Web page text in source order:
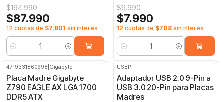
$164.990
$87.990
12 cuotas de $7.801 sin interés
Cantidad
$9.990
$7.990
12 cuotas de $708 sin interés
Cantidad
4719331860998 Gigabyte
Placa Madre Gigabyte
Z790 EAGLE AX LGA 1700
DDR5 ATX
-20%
USBPF
Adaptador USB 2.0 9-Pin a
USB 3.0 20-Pin para Placas
Madres